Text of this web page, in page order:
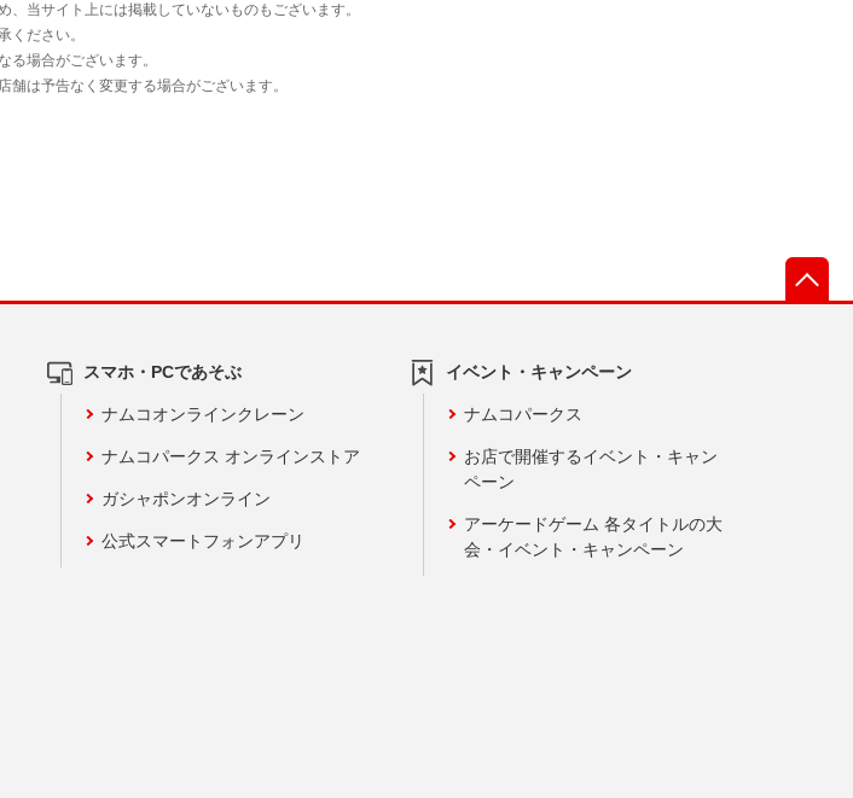
スマホ・PCであそぶ
ナムコオンラインクレーン
ナムコパークス オンラインストア
ガシャポンオンライン
公式スマートフォンアプリ
イベント・キャンペーン
ナムコパークス
お店で開催するイベント・キャン
ペーン
アーケードゲーム 各タイトルの大
会・イベント・キャンペーン